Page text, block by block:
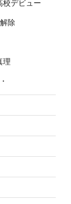
校デビュー
除
理